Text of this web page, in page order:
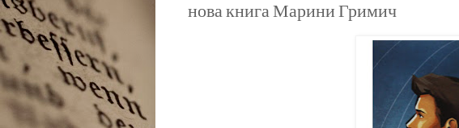
нова книга Марини Гримич